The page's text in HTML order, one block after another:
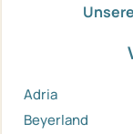
Adria
Beyerland